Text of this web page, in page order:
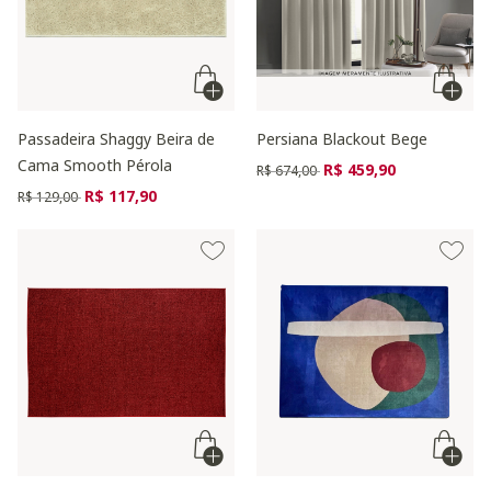
Passadeira Shaggy Beira de
Cama Smooth Pérola
Preço reduzido de
R$ 129,00 para
R$ 117,90
Persiana Blackout Bege
Preço reduzido de
R$ 674,00 para
R$ 459,90